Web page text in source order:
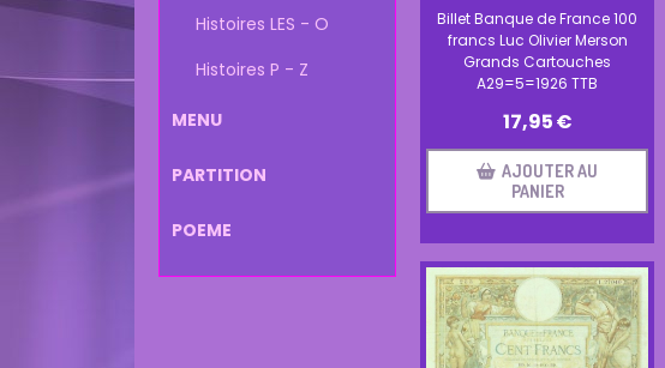
Histoires LES - O
Histoires P - Z
MENU
PARTITION
POEME
Billet Banque de France 100
francs Luc Olivier Merson
Grands Cartouches
A29=5=1926 TTB
17,95€
AJOUTER AU
PANIER